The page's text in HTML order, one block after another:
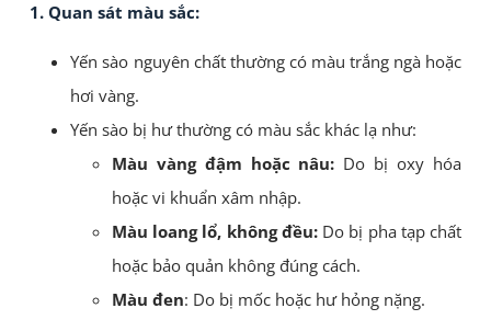
1. Quan sát màu sắc:
Yến sào nguyên chất thường có màu trắng ngà hoặc
hơi vàng.
Yến sào bị hư thường có màu sắc khác lạ như:
Màu vàng đậm hoặc nâu: Do bị oxy hóa
hoặc vi khuẩn xâm nhập.
Màu loang lổ, không đều: Do bị pha tạp chất
hoặc bảo quản không đúng cách.
Màu đen: Do bị mốc hoặc hư hỏng nặng.